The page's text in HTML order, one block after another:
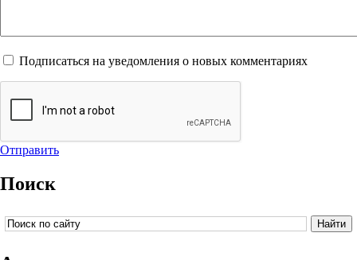
Подписаться на уведомления о новых комментариях
Отправить
Поиск